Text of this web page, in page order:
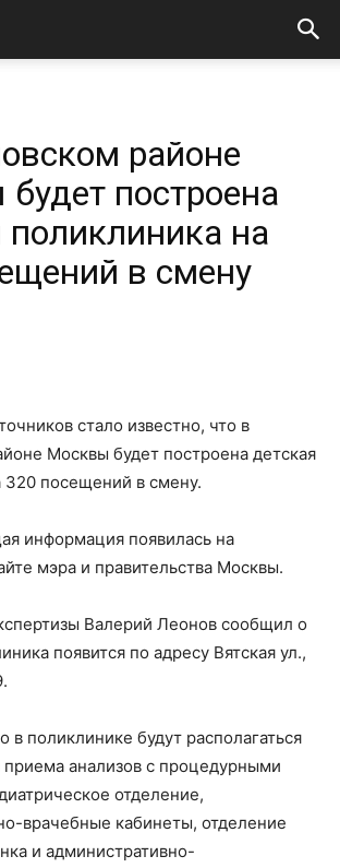
районе
построена
поликлиника на
в смену
стало известно, что в
Москвы будет построена детская
320 посещений в смену.
информация появилась на
мэра и правительства Москвы.
Валерий Леонов сообщил о
появится по адресу Вятская ул.,
в поликлинике будут располагаться
анализов с процедурными
отделение,
врачебные кабинеты, отделение
и административно-